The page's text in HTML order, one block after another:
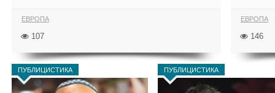
ЕВРОПА
107
ЕВРОПА
146
ПУБЛИЦИСТИКА ПУБЛИЦИСТИКА